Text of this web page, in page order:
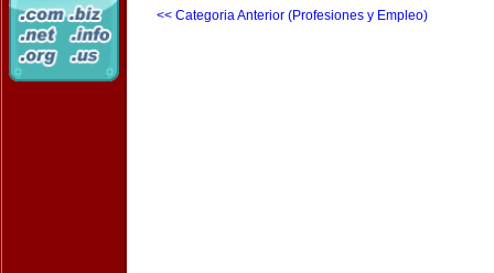
<< Categoria Anterior (Profesiones y Empleo)